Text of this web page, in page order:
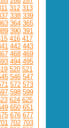
312 313
338 339
364 365
390 391
416 417
442 443
468 469
494 495
520 521
546 547
572 573
598 599
624 625
650 651
676 677
702 703